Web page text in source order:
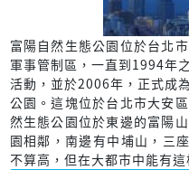
富陽自然生態公園位於台北
軍事管制區，一直到1994年
活動，並於2006年，正式成
公園。這塊位於台北市大安
然生態公園位於東邊的富陽
園相鄰，南邊有中埔山，三
不算高，但在大都市中能有